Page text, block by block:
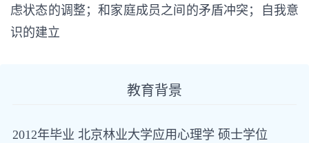
虑状态的调整；和家庭成员之间的矛盾冲突；自我意
识的建立
教育背景
2012年毕业 北京林业大学应用心理学 硕士学位